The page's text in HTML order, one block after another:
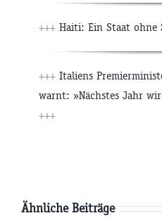
+++ Haiti: Ein Staat ohne
+++ Italiens
warnt: »Nächstes Jahr
+++
Ähnliche Beiträge